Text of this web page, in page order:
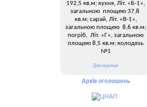
192,5 кв.м; кухня, Літ. «Б-1»,
загальною площею 37,8
кв.м; сарай, Літ. «В-1»,
загальною площею 8,6 кв.м;
погріб, Літ. «Г», загальною
площею 8,5 кв.м; колодязь
№1
Докладніше
Архів оголошень